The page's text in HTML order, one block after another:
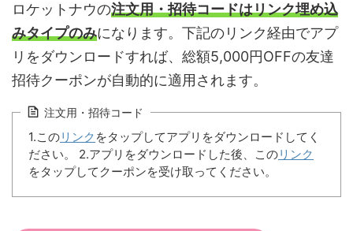
ロケットナウの注文用・招待コードはリンク埋め込
みタイプのみになります。下記のリンク経由でアプ
リをダウンロードすれば、総額5,000円OFFの友達
招待クーポンが自動的に適用されます。
注文用・招待コード
1.このリンク をタップしてアプリをダウンロードしてく
ださい。 2.アプリをダウンロードした後、このリンク
をタップしてクーポンを受け取ってください。